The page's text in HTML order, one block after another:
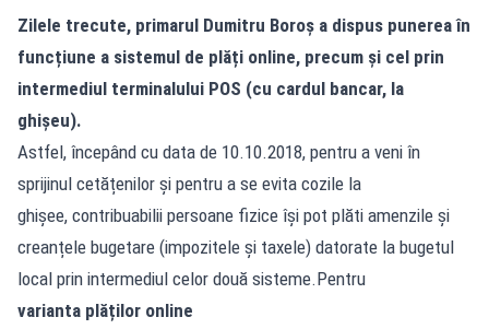
Zilele trecute, primarul Dumitru Boroș a dispus punerea în
funcțiune a sistemul de plăți online, precum și cel prin
intermediul terminalului POS (cu cardul bancar, la
ghișeu).
Astfel, începând cu data de 10.10.2018, pentru a veni în
sprijinul cetățenilor și pentru a se evita cozile la
ghișee, contribuabilii persoane fizice își pot plăti amenzile și
creanțele bugetare (impozitele și taxele) datorate la bugetul
local prin intermediul celor două sisteme.Pentru
varianta plăților online